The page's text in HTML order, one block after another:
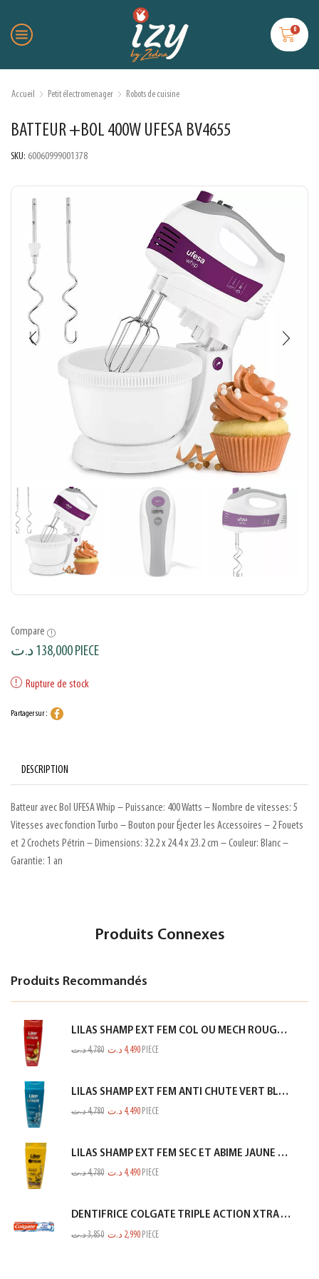
0
Accueil Petit électromenager Robots de cuisine
BATTEUR +BOL 400W UFESA BV4655
SKU: 60060999001378
Compare
138,000د.ت PIECE
Rupture de stock
Partager sur :
DESCRIPTION
Batteur avec Bol UFESA Whip – Puissance: 400 Watts – Nombre de vitesses: 5
Vitesses avec fonction Turbo – Bouton pour Éjecter les Accessoires – 2 Fouets
et 2 Crochets Pétrin – Dimensions: 32.2 x 24.4 x 23.2 cm – Couleur: Blanc –
Garantie: 1 an
Produits Connexes
Produits Recommandés
LILAS SHAMP EXT FEM COL OU MECH ROUGE 350ML
4,780د.ت 4,490 د.ت PIECE
LILAS SHAMP EXT FEM ANTI CHUTE VERT BLEUTE 350ML
4,780د.ت 4,490 د.ت PIECE
LILAS SHAMP EXT FEM SEC ET ABIME JAUNE 350ML
4,780د.ت 4,490 د.ت PIECE
DENTIFRICE COLGATE TRIPLE ACTION XTRA WHITE 75ML
3,850د.ت 2,990 د.ت PIECE